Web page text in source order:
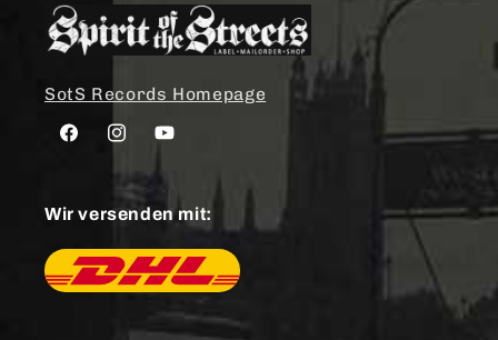
SotS Records Homepage
FacebookInstagramYouTube
Wir versenden mit: